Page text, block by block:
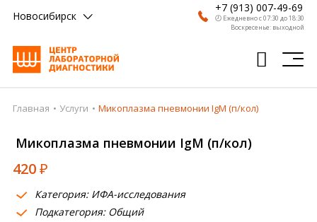
Новосибирск
+7 (913) 007-49-69
🕗 Ежедневно с 07:30 до 18:30
Воскресенье: выходной
Главная
Анализы
Врачи
Получить результат
Главная Услуги Микоплазма пневмонии IgM (п/кол)
Микоплазма пневмонии IgM (п/кол)
420₽
Категория: ИФА-исследования
Подкатегория: Общий